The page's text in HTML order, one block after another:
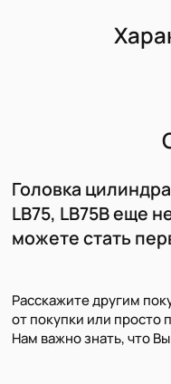
Головка
LB75, LB75В еще
можете стать
Расскажите другим
от покупки или просто
Нам важно знать, что